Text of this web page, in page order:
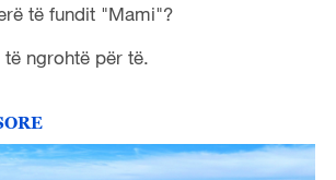
të fundit "Mami"?
ngrohtë për të.